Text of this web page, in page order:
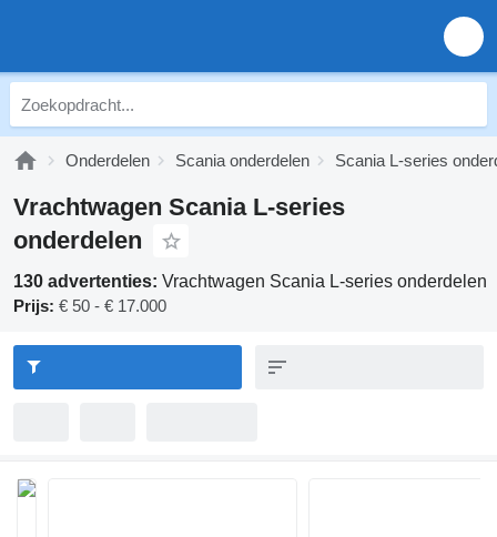
Onderdelen Scania onderdelen Scania L-series
Vrachtwagen Scania L-series
onderdelen
130 advertenties: Vrachtwagen Scania L-series onderdelen
Prijs: € 50 - € 17.000